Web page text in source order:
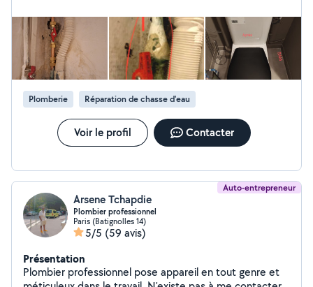
pose de robinet... - Électricité : ¤ prise, luminaires ... -
Peinture... ¤¤¤¤¤¤¤¤¤¤¤¤¤¤¤¤¤¤¤¤¤ @ IMPORTANT @ ¤
¤¤¤¤¤¤¤¤¤¤¤¤¤¤¤¤ Je ne peux pas répondre à toutes
les demandes ( J'ai 2 abonnements ) 1. Bricolage et
petits travaux 2. Plomberie Merci d'adresser vos
demandes à ces services spécifiques
Plomberie Réparation de chasse d'eau
Voir le profil Contacter
Auto-entrepreneur
Arsene Tchapdie
Plombier professionnel
Paris (Batignolles 14)
5/5 (59 avis)
Présentation
Plombier professionnel pose appareil en tout genre et